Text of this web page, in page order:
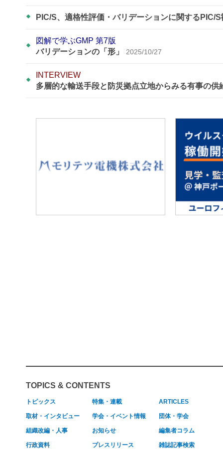
PIC/S、適格性評価・バリデーションに関するPIC/
図解で学ぶGMP 第7版
バリデーションの「形」
2025/10/27
INTERVIEW
多層的な輸送手段と防災拠点立地からみる有事の
TOPICS & CONTENTS
トピックス 特集・連載 ARTICLES
取材・インタビュー 学会・イベント情報 団体・学会
組織改編・人事 お知らせ 編集者コラム
行政資料 プレスリリース 雑誌記事検索